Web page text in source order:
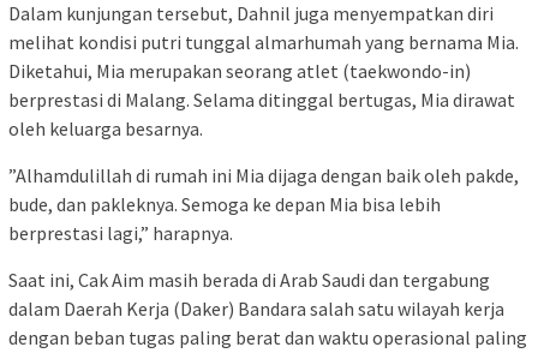
​Dalam kunjungan tersebut, Dahnil juga menyempatkan diri
melihat kondisi putri tunggal almarhumah yang bernama Mia.
Diketahui, Mia merupakan seorang atlet (taekwondo-in)
berprestasi di Malang. Selama ditinggal bertugas, Mia dirawat
oleh keluarga besarnya.
​”Alhamdulillah di rumah ini Mia dijaga dengan baik oleh pakde,
bude, dan pakleknya. Semoga ke depan Mia bisa lebih
berprestasi lagi,” harapnya.
​Saat ini, Cak Aim masih berada di Arab Saudi dan tergabung
dalam Daerah Kerja (Daker) Bandara salah satu wilayah kerja
dengan beban tugas paling berat dan waktu operasional paling